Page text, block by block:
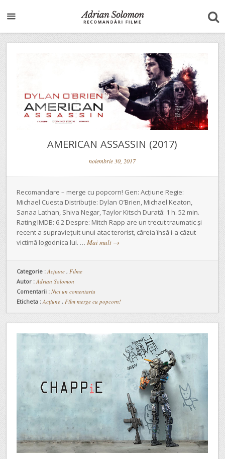
AMERICAN ASSASSIN (2017)
noiembrie 30, 2017
Recomandare – merge cu popcorn! Gen: Acțiune Regie:
Michael Cuesta Distribuție: Dylan O’Brien, Michael Keaton,
Sanaa Lathan, Shiva Negar, Taylor Kitsch Durată: 1 h. 52 min.
Rating IMDB: 6.2 Despre: Mitch Rapp are un trecut traumatic și
recent a supraviețuit unui atac terorist, căreia însă i-a căzut
victimă logodnica lui. … Mai mult →
Categorie : Acţiune , Filme
Autor : Adrian Solomon
Comentarii : Nici un comentariu
Eticheta : Acțiune , Film merge cu popcorn!